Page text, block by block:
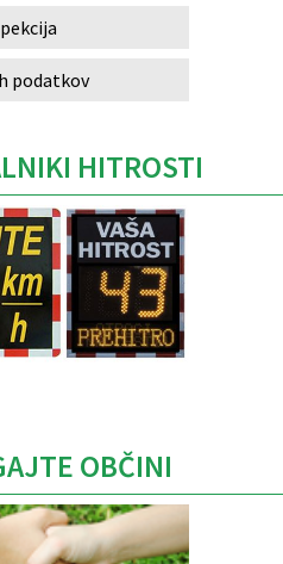
podatkov
HITROSTI
OBČINI